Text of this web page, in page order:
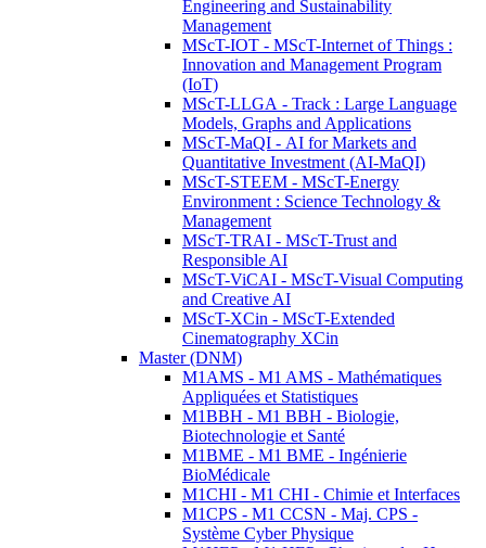
Engineering and Sustainability
Management
MScT-IOT - MScT-Internet of Things :
Innovation and Management Program
(IoT)
MScT-LLGA - Track : Large Language
Models, Graphs and Applications
MScT-MaQI - AI for Markets and
Quantitative Investment (AI-MaQI)
MScT-STEEM - MScT-Energy
Environment : Science Technology &
Management
MScT-TRAI - MScT-Trust and
Responsible AI
MScT-ViCAI - MScT-Visual Computing
and Creative AI
MScT-XCin - MScT-Extended
Cinematography XCin
Master (DNM)
M1AMS - M1 AMS - Mathématiques
Appliquées et Statistiques
M1BBH - M1 BBH - Biologie,
Biotechnologie et Santé
M1BME - M1 BME - Ingénierie
BioMédicale
M1CHI - M1 CHI - Chimie et Interfaces
M1CPS - M1 CCSN - Maj. CPS -
Système Cyber Physique